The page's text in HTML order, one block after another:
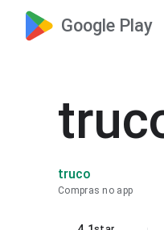
Google Play
truco
Compras no app